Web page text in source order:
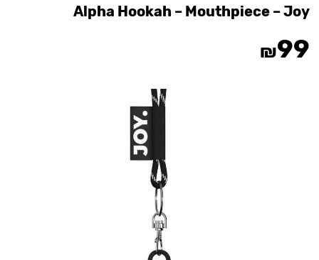
Alpha Hookah – Mouthpiece – Joy
₪99